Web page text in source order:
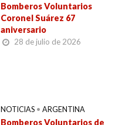
Bomberos Voluntarios
Coronel Suárez 67
aniversario
28 de julio de 2026
NOTICIAS • ARGENTINA
Bomberos Voluntarios de